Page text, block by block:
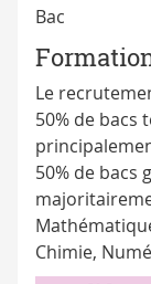
Bac
Le
50% de bacs
50% de bacs
Chimie,